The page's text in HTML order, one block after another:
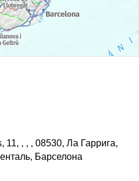
, , , 08530, Ла Гаррига,
Барселона